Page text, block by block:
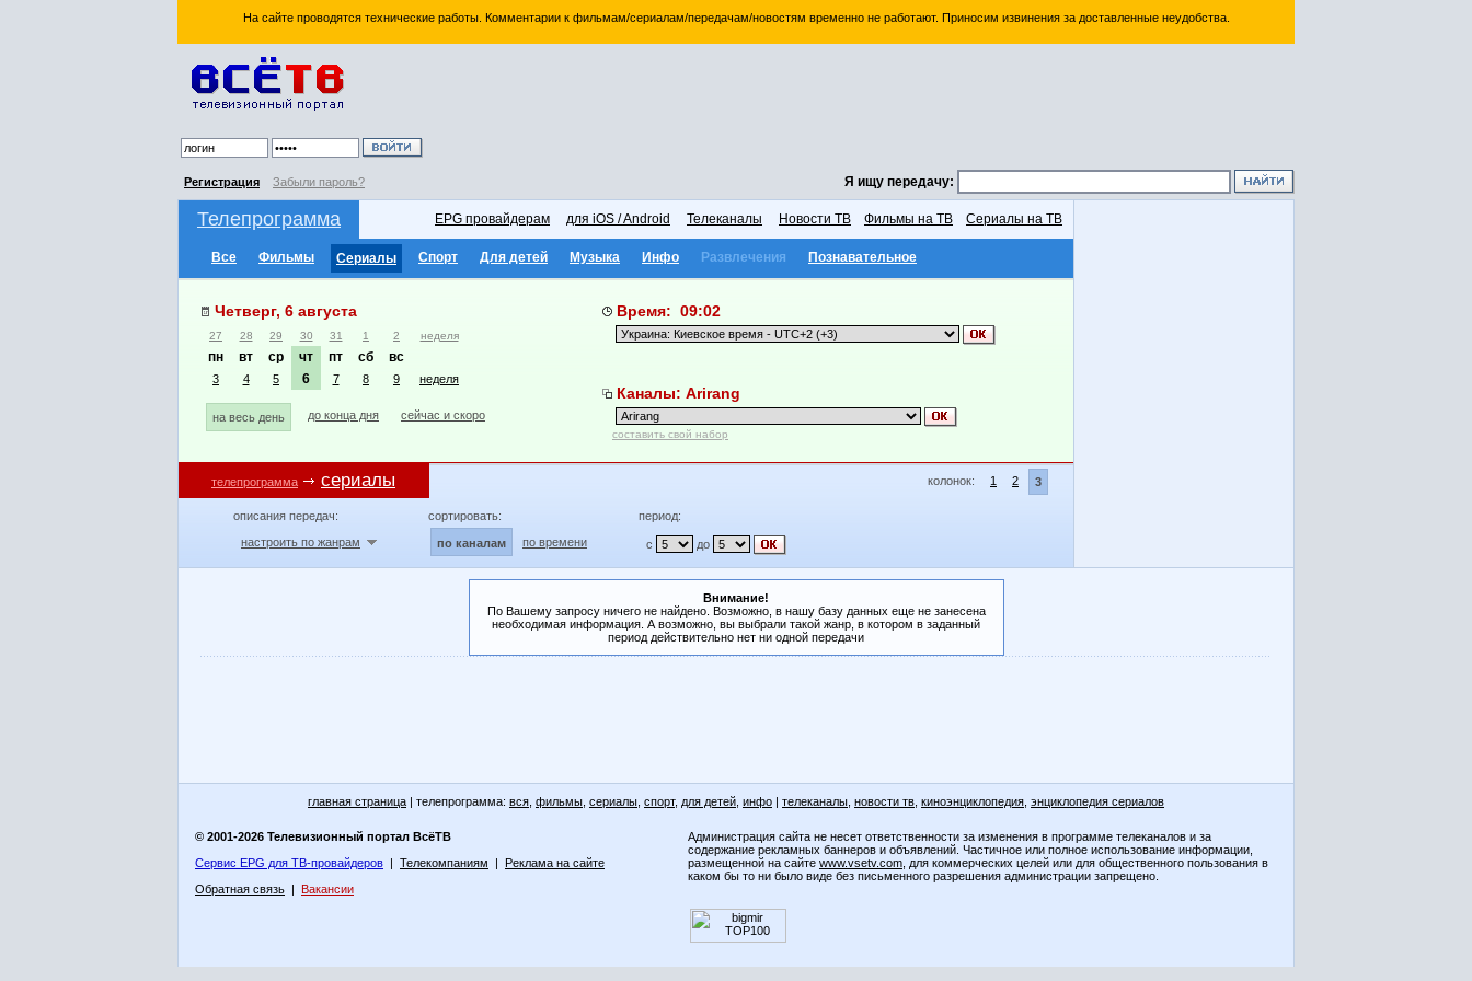
На сайте проводятся технические работы. Комментарии к фильмам/сериалам/передачам/новостям временно не работают. Приносим извинения за доставленные неудобства.
Регистрация Забыли пароль? Я ищу передачу:
Телепрограмма EPG провайдерам для iOS / Android Телеканалы Новости ТВ Фильмы на ТВ Сериалы на ТВ
Все Фильмы Сериалы Спорт Для детей Музыка Инфо Развлечения Познавательное
Четверг, 6 августа
27 28 29 30 31 1 2 неделя
пн вт ср чт пт сб вс
3 4 5 6 7 8 9 неделя
на весь день до конца дня сейчас и скоро
Время: 09:02
Каналы: Arirang
составить свой набор
телепрограмма сериалы колонок: 1 2 3
описания передач:
настроить по жанрам
сортировать:
по каналам по времени
период:
с до
Внимание!
По Вашему запросу ничего не найдено. Возможно, в нашу базу данных еще не занесена
необходимая информация. А возможно, вы выбрали такой жанр, в котором в заданный
период действительно нет ни одной передачи
главная страница | телепрограмма: вся фильмы сериалы спорт, для детей инфо | телеканалы новости тв киноэнциклопедия энциклопедия сериалов
© 2001-2026 Телевизионный портал ВсёТВ
Сервис EPG для ТВ-провайдеров | Телекомпаниям | Реклама на сайте
Обратная связь | Вакансии
Администрация сайта не несет ответственности за изменения в программе телеканалов и за
содержание рекламных баннеров и объявлений. Частичное или полное использование информации,
размещенной на сайте www.vsetv.com , для коммерческих целей или для общественного пользования в
каком бы то ни было виде без письменного разрешения администрации запрещено.